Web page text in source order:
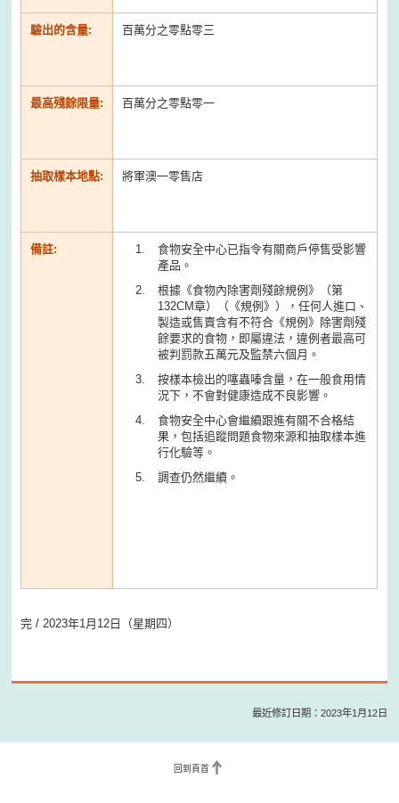
驗出的含量: 百萬分之零點零三
最高殘餘限量: 百萬分之零點零一
抽取樣本地點: 將軍澳一零售店
備註:
食物安全中心已指令有關商戶停售受影響
產品。
根據《食物內除害劑殘餘規例》（第
132CM章）（《規例》），任何人進口、
製造或售賣含有不符合《規例》除害劑殘
餘要求的食物，即屬違法，違例者最高可
被判罰款五萬元及監禁六個月。
按樣本檢出的噻蟲嗪含量，在一般食用情
況下，不會對健康造成不良影響。
食物安全中心會繼續跟進有關不合格結
果，包括追蹤問題食物來源和抽取樣本進
行化驗等。
調查仍然繼續。
完 / 2023年1月12日（星期四）
最近修訂日期：2023年1月12日
回到頁首